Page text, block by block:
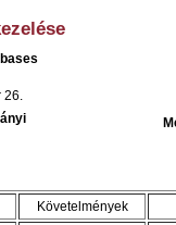
26.
Követelmények